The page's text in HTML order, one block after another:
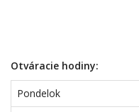
Otváracie hodiny:
Pondelok